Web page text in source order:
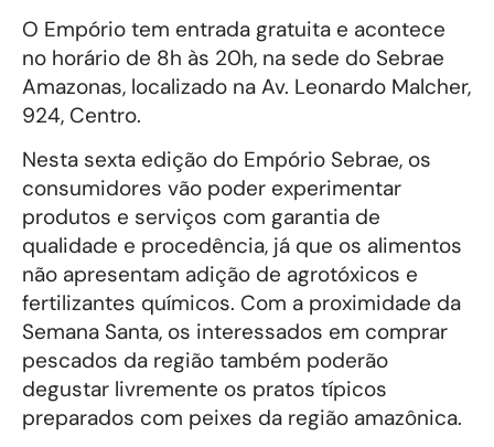
O Empório tem entrada gratuita e acontece
no horário de 8h às 20h, na sede do Sebrae
Amazonas, localizado na Av. Leonardo Malcher,
924, Centro.
Nesta sexta edição do Empório Sebrae, os
consumidores vão poder experimentar
produtos e serviços com garantia de
qualidade e procedência, já que os alimentos
não apresentam adição de agrotóxicos e
fertilizantes químicos. Com a proximidade da
Semana Santa, os interessados em comprar
pescados da região também poderão
degustar livremente os pratos típicos
preparados com peixes da região amazônica.